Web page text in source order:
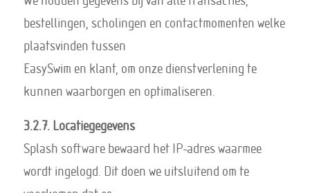
bestellingen, scholingen en contactmomenten welke
plaatsvinden tussen
EasySwim en klant, om onze dienstverlening te
kunnen waarborgen en optimaliseren.
3.2.7. Locatiegegevens
Splash software bewaard het IP-adres waarmee
wordt ingelogd. Dit doen we uitsluitend om te